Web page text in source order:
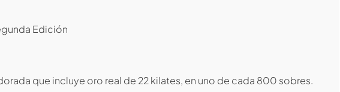
Edición
que incluye oro real de 22 kilates, en uno de cada 800 sobres.